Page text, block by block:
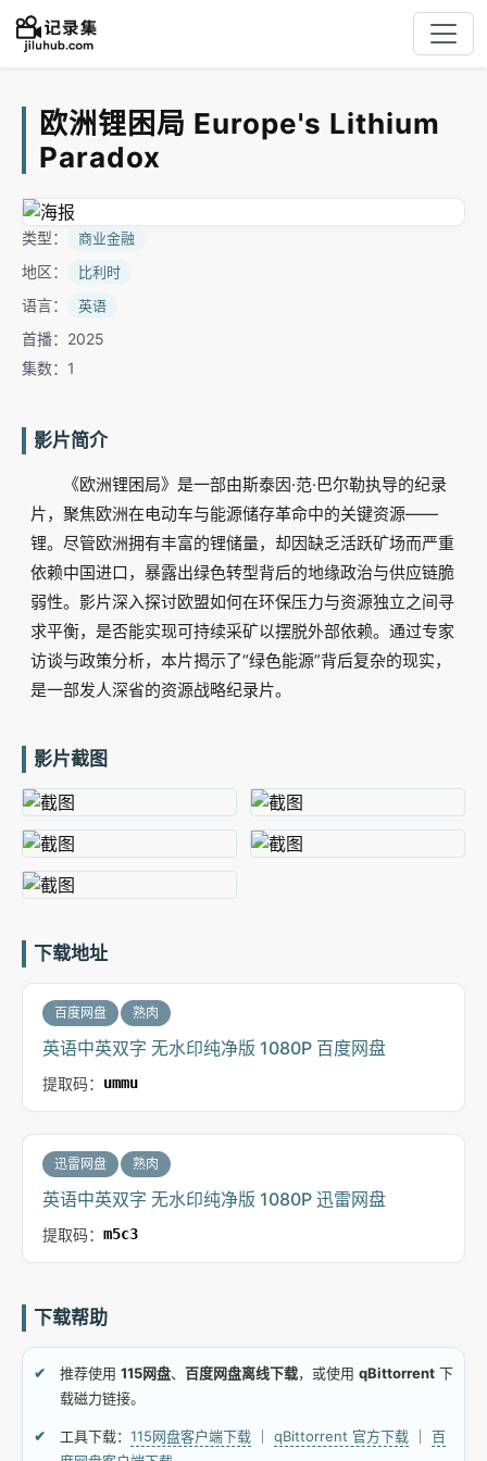
欧洲锂困局 Europe's Lithium
Paradox
类型： 商业金融
地区： 比利时
语言： 英语
首播：2025
集数：1
影片简介
《欧洲锂困局》是一部由斯泰因·范·巴尔勒执导的纪录
片，聚焦欧洲在电动车与能源储存革命中的关键资源——
锂。尽管欧洲拥有丰富的锂储量，却因缺乏活跃矿场而严重
依赖中国进口，暴露出绿色转型背后的地缘政治与供应链脆
弱性。影片深入探讨欧盟如何在环保压力与资源独立之间寻
求平衡，是否能实现可持续采矿以摆脱外部依赖。通过专家
访谈与政策分析，本片揭示了“绿色能源”背后复杂的现实，
是一部发人深省的资源战略纪录片。
影片截图
下载地址
百度网盘 熟肉
英语中英双字 无水印纯净版 1080P 百度网盘
提取码： ummu
迅雷网盘 熟肉
英语中英双字 无水印纯净版 1080P 迅雷网盘
提取码： m5c3
下载帮助
推荐使用 115网盘、 百度网盘离线下载，或使用 qBittorrent 下
载磁力链接。
工具下载： 115网盘客户端下载 qBittorrent 官方下载
百